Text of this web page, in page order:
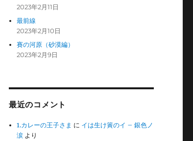
2023年2月11日
最前線
2023年2月10日
賽の河原（砂漠編）
2023年2月9日
最近のコメント
1.カレーの王子さま に イは生け簀のイ – 銀色ノ
涙 より